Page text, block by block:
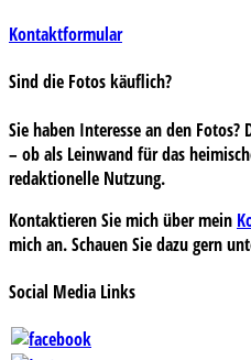
Kontaktformular
Sind die Fotos käuflich?
Sie haben Interesse an den
– ob als Leinwand für das
redaktionelle Nutzung.
Kontaktieren Sie mich über mein
mich an. Schauen Sie dazu gern
Social Media Links